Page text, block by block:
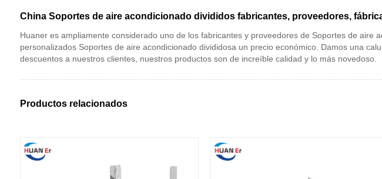
China Soportes de aire acondicionado divididos fabricantes, proveedores,
Huaner es ampliamente considerado uno de los fabricantes y proveedores de Soportes de
personalizados Soportes de aire acondicionado divididosa un precio económico. Damos una
descuentos a nuestros clientes, nuestros productos son de increíble calidad y lo más novedoso.
Productos relacionados